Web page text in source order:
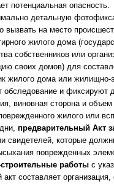
потенциальная опасность.
детальную
вызвать на место
жилого дома
собственников или
своих домов) для
жилого дома или жилищно-
обследование и
виновная сторона и
жилого или
предварительный Акт
свидетелей, которые
поврежденных
работы с
составляет